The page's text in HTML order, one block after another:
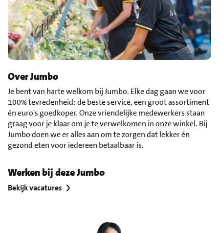
Over Jumbo
Je bent van harte welkom bij Jumbo. Elke dag gaan we voor
100% tevredenheid: de beste service, een groot assortiment
én euro's goedkoper. Onze vriendelijke medewerkers staan
graag voor je klaar om je te verwelkomen in onze winkel. Bij
Jumbo doen we er alles aan om te zorgen dat lekker én
gezond eten voor iedereen betaalbaar is.
Werken bij deze Jumbo
Bekijk vacatures